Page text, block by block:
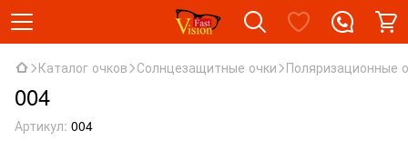
Каталог очков Солнцезащитные очки Поляризационные
004
Артикул: 004